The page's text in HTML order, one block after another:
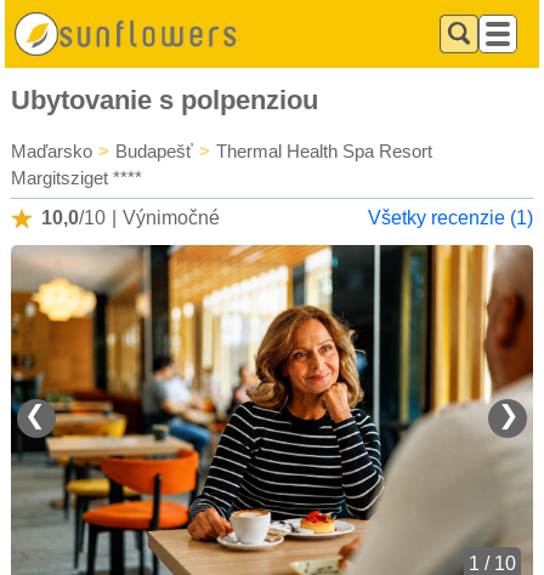
Ubytovanie s polpenziou
Maďarsko > Budapešť > Thermal Health Spa Resort
Margitsziget ****
10,0/10 Výnimočné Všetky recenzie (1)
❮ ❯
1 / 10